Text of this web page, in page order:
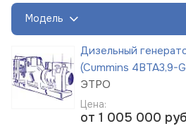
Модель
Дизельный
(Cummins 4BTA3,9-
ЭТРО
Цена:
от 1 005 000